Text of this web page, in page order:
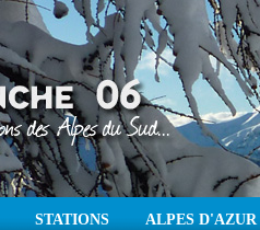
STATIONS ALPES D'AZUR